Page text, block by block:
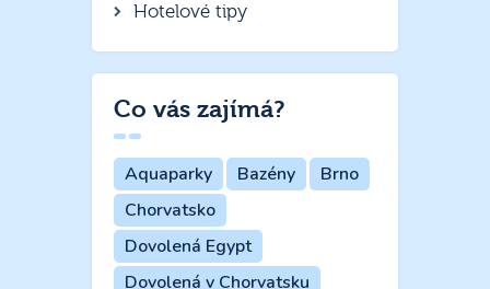
Hotelové tipy
Co vás zajímá?
Aquaparky Bazény
Brno
Chorvatsko
Dovolená Egypt
Dovolená v Chorvatsku